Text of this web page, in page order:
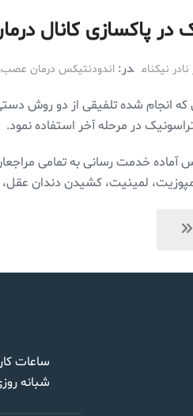
در پاکسازی کانال
نیکنام در: اندودنتیکس درمان عصب
که انجام شده تلفیقی از دو روش
در مرحله آخر استفاده نمود.
آماده خدمت رسانی به تمامی
لمینیت، کشیدن دندان
ساعات
شبانه